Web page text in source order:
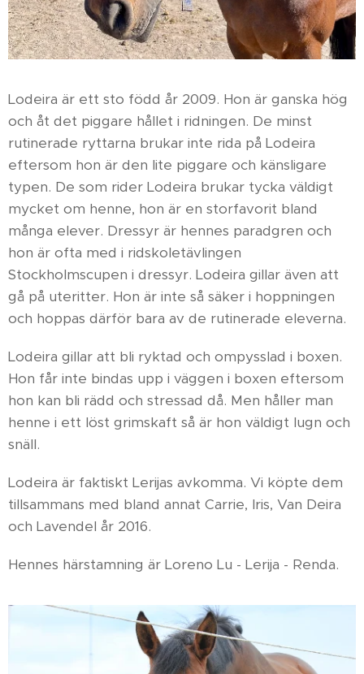
Lodeira är ett sto född år 2009. Hon är ganska hög
och åt det piggare hållet i ridningen. De minst
rutinerade ryttarna brukar inte rida på Lodeira
eftersom hon är den lite piggare och känsligare
typen. De som rider Lodeira brukar tycka väldigt
mycket om henne, hon är en storfavorit bland
många elever. Dressyr är hennes paradgren och
hon är ofta med i ridskoletävlingen
Stockholmscupen i dressyr. Lodeira gillar även att
gå på uteritter. Hon är inte så säker i hoppningen
och hoppas därför bara av de rutinerade eleverna.
Lodeira gillar att bli ryktad och ompysslad i boxen.
Hon får inte bindas upp i väggen i boxen eftersom
hon kan bli rädd och stressad då. Men håller man
henne i ett löst grimskaft så är hon väldigt lugn och
snäll.
Lodeira är faktiskt Lerijas avkomma. Vi köpte dem
tillsammans med bland annat Carrie, Iris, Van Deira
och Lavendel år 2016.
Hennes härstamning är Loreno Lu - Lerija - Renda.